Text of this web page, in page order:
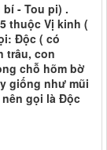
bí - Tou pi) .
thuộc Vị kinh (
Độc ( có
trâu, con
chỗ hõm bờ
giống như mũi
gọi là Độc